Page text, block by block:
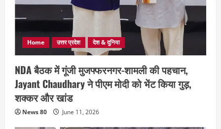
Home उत्तर प्रदेश देश & दुनिया
NDA बैठक में गूंजी मुजफ्फरनगर-शामली की पहचान,
Jayant Chaudhary ने पीएम मोदी को भेंट किया गुड़,
शक्कर और खांड
News 80 June 11, 2026